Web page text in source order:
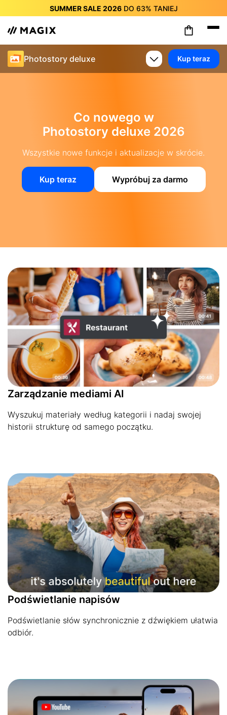
SUMMER SALE 2026DO 63% TANIEJ
SUMMER SALE 2026
TANIEJ
SUMMER SALE 2026
63%TANIEJ
SUMMER SALE 2026DO63%TANIEJ
Photostory deluxe Kup teraz
Co nowego w
Photostory deluxe 2026
Wszystkie nowe funkcje i aktualizacje w skrócie.
Kup teraz Wypróbuj za darmo
Zarządzanie mediami AI
Wyszukuj materiały według kategorii i nadaj swojej
historii strukturę od samego początku.
Podświetlanie napisów
Podświetlanie słów synchronicznie z dźwiękiem ułatwia
odbiór.